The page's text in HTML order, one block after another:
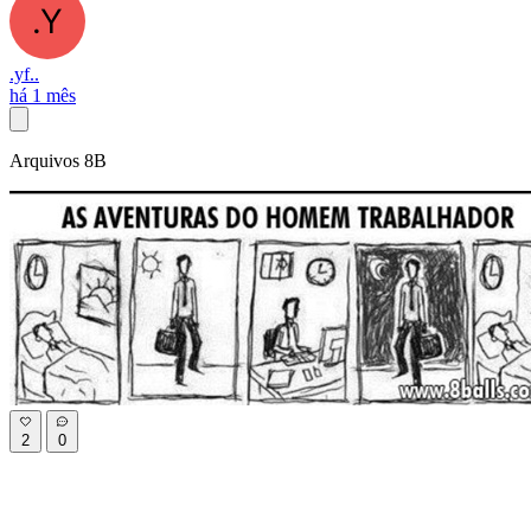
.yf..
há 1 mês
Arquivos 8B
2 0